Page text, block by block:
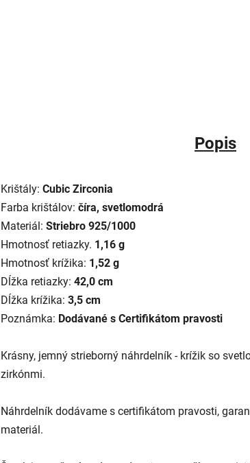
Popis
Krištály: Cubic Zirconia
Farba krištálov: číra, svetlomodrá
Materiál: Striebro 925/1000
Hmotnosť retiazky. 1,16 g
Hmotnosť krížika: 1,52 g
Dĺžka retiazky: 42,0 cm
Dĺžka krížika: 3,5 cm
Poznámka: Dodávané s Certifikátom pravosti
Krásny, jemný strieborný náhrdelník - krížik so
zirkónmi.
Náhrdelník dodávame s certifikátom pravosti,
materiál.